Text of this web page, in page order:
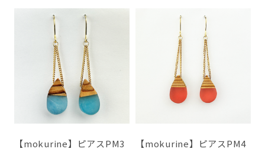
【mokurine】ピアスPM3
【mokurine】ピアスPM4